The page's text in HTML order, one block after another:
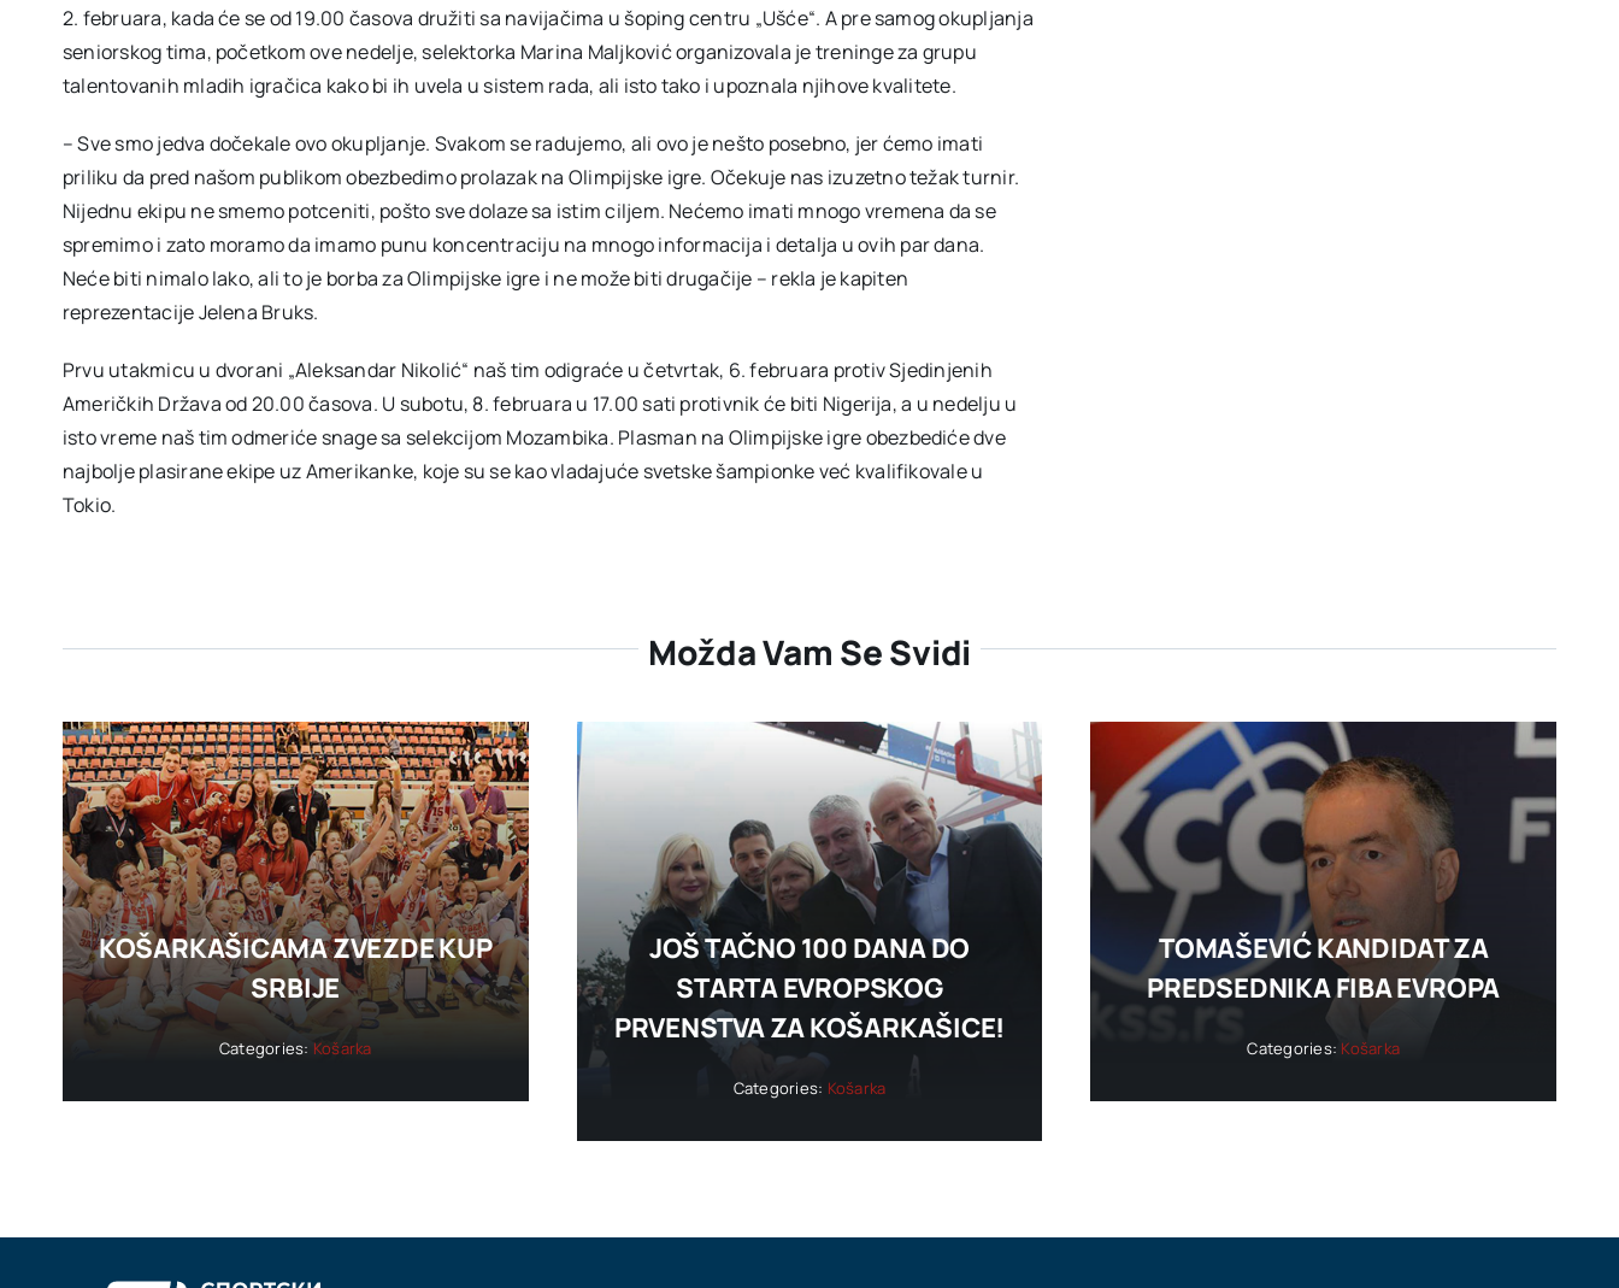
2. februara, kada će se od 19.00 časova družiti sa navijačima u šoping centru „Ušće“. A pre samog okupljanja
seniorskog tima, početkom ove nedelje, selektorka Marina Maljković organizovala je treninge za grupu
talentovanih mladih igračica kako bi ih uvela u sistem rada, ali isto tako i upoznala njihove kvalitete.
– Sve smo jedva dočekale ovo okupljanje. Svakom se radujemo, ali ovo je nešto posebno, jer ćemo imati
priliku da pred našom publikom obezbedimo prolazak na Olimpijske igre. Očekuje nas izuzetno težak turnir.
Nijednu ekipu ne smemo potceniti, pošto sve dolaze sa istim ciljem. Nećemo imati mnogo vremena da se
spremimo i zato moramo da imamo punu koncentraciju na mnogo informacija i detalja u ovih par dana.
Neće biti nimalo lako, ali to je borba za Olimpijske igre i ne može biti drugačije – rekla je kapiten
reprezentacije Jelena Bruks.
Prvu utakmicu u dvorani „Aleksandar Nikolić“ naš tim odigraće u četvrtak, 6. februara protiv Sjedinjenih
Američkih Država od 20.00 časova. U subotu, 8. februara u 17.00 sati protivnik će biti Nigerija, a u nedelju u
isto vreme naš tim odmeriće snage sa selekcijom Mozambika. Plasman na Olimpijske igre obezbediće dve
najbolje plasirane ekipe uz Amerikanke, koje su se kao vladajuće svetske šampionke već kvalifikovale u
Tokio.
Možda Vam Se Svidi
KOŠARKAŠICAMA ZVEZDE KUP
SRBIJE
Categories: Košarka
JOŠ TAČNO 100 DANA DO
STARTA EVROPSKOG
PRVENSTVA ZA KOŠARKAŠICE!
Categories: Košarka
TOMAŠEVIĆ KANDIDAT ZA
PREDSEDNIKA FIBA EVROPA
Categories: Košarka